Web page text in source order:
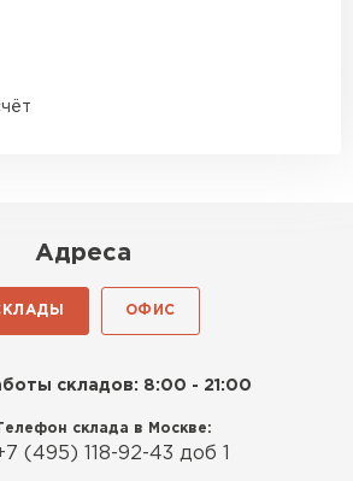
Адреса
ОФИС
складов: 8:00 - 21:00
склада в Москве:
(495) 118-92-43 доб 1